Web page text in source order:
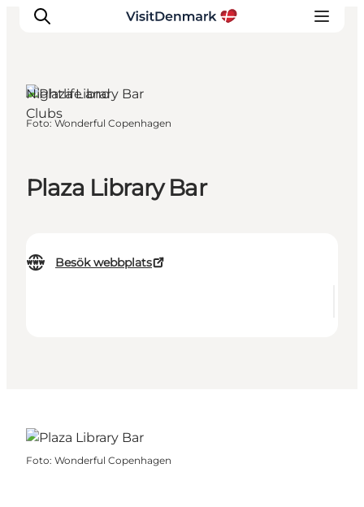
Aktiviteter
Plaza Library Bar
Besök webbplats
Nightlife and
Clubs
Foto: Wonderful Copenhagen
Foto: Wonderful Copenhagen